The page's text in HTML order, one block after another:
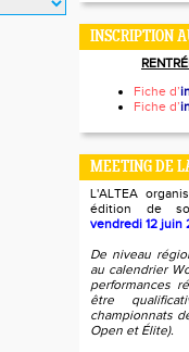
INSCRIPTION
Fiche d’
Fiche d’
MEETING DE
L'ALTEA
édition de
vendredi 12 juin
De niveau
au calendrier
performances
être
championnats
Open et Élite).